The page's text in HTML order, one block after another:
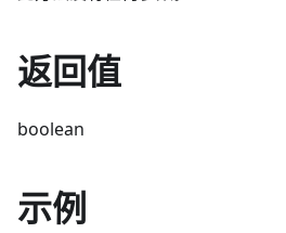
返回值
boolean
示例